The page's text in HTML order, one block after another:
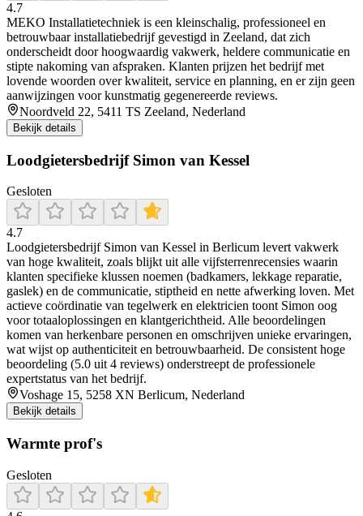
4.7
MEKO Installatietechniek is een kleinschalig, professioneel en
betrouwbaar installatiebedrijf gevestigd in Zeeland, dat zich
onderscheidt door hoogwaardig vakwerk, heldere communicatie en
stipte nakoming van afspraken. Klanten prijzen het bedrijf met
lovende woorden over kwaliteit, service en planning, en er zijn geen
aanwijzingen voor kunstmatig gegenereerde reviews.
Noordveld 22, 5411 TS Zeeland, Nederland
Bekijk details
Loodgietersbedrijf Simon van Kessel
Gesloten
4.7
Loodgietersbedrijf Simon van Kessel in Berlicum levert vakwerk
van hoge kwaliteit, zoals blijkt uit alle vijfsterrenrecensies waarin
klanten specifieke klussen noemen (badkamers, lekkage reparatie,
gaslek) en de communicatie, stiptheid en nette afwerking loven. Met
actieve coördinatie van tegelwerk en elektricien toont Simon oog
voor totaaloplossingen en klantgerichtheid. Alle beoordelingen
komen van herkenbare personen en omschrijven unieke ervaringen,
wat wijst op authenticiteit en betrouwbaarheid. De consistent hoge
beoordeling (5.0 uit 4 reviews) onderstreept de professionele
expertstatus van het bedrijf.
Voshage 15, 5258 XN Berlicum, Nederland
Bekijk details
Warmte prof's
Gesloten